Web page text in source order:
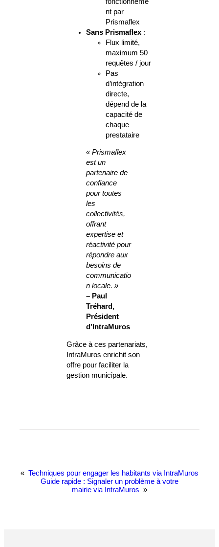
nt par
Prismaflex
Sans Prismaflex :
Flux limité,
maximum 50
requêtes / jour
Pas
d’intégration
directe,
dépend de la
capacité de
chaque
prestataire
« Prismaflex
est un
partenaire de
confiance
pour toutes
les
collectivités,
offrant
expertise et
réactivité pour
répondre aux
besoins de
communicatio
n locale. »
– Paul
Tréhard,
Président
d’IntraMuros
Grâce à ces partenariats,
IntraMuros enrichit son
offre pour faciliter la
gestion municipale.
« Techniques pour engager les habitants via IntraMuros
Guide rapide : Signaler un problème à votre
mairie via IntraMuros »